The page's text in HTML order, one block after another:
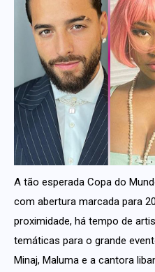
A tão esperada Copa do
com abertura marcada para
proximidade, há tempo de
temáticas para o grande
Minaj, Maluma e a cantora